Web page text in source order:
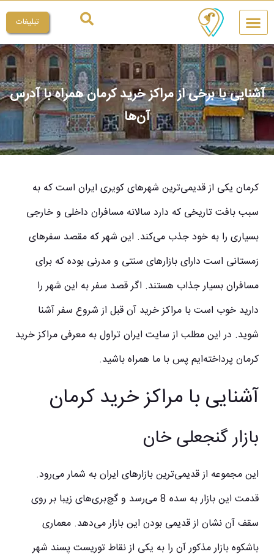
تبلیغات
آشنایی با برخی از مراکز خرید کرمان همراه با آدرس
آن‌ها
کرمان یکی از قدیمیترین شهرهای کویری ایران است که به
سبب بافت تاریخی که دارد سالانه مسافران داخلی و خارجی
بسیاری را به خود جذب میکند. این شهر که مقصد سفرهای
زمستانی است دارای بازارهای سنتی و مدرنی بوده که برای
مسافران بسیار جذاب هستند. اگر قصد سفر به این شهر را
دارید خوب است با مراکز خرید آن قبل از شروع سفر آشنا
شوید. در این مطلب از سایت ایران تراول به معرفی مراکز خرید
کرمان پرداخته‌ایم پس با ما همراه باشید.
آشنایی با مراکز خرید کرمان
بازار گنجعلی خان
این مجموعه از قدیمیترین بازارهای ایران به شمار میرود.
قدمت این بازار به سده 8 می
رسد و گچبریهای زیبا بر روی
سقف آن نشان از قدیمی بودن این بازار میدهد. معماری
باشکوه بازار مذکور آن را به یکی از نقاط توریست پسند شهر